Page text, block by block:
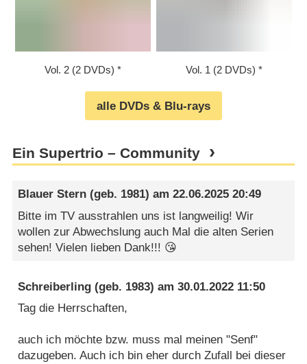
Vol. 2 (2 DVDs) Vol. 1 (2 DVDs)
alle DVDs & Blu-rays
Ein Supertrio – Community
Blauer Stern(geb. 1981) am22.06.2025 20:49
Bitte im TV ausstrahlen uns ist langweilig! Wir
wollen zur Abwechslung auch Mal die alten Serien
sehen! Vielen lieben Dank!!! 😘
Schreiberling (geb. 1983) am30.01.2022 11:50
Tag die Herrschaften,
auch ich möchte bzw. muss mal meinen "Senf"
dazugeben. Auch ich bin eher durch Zufall bei dieser